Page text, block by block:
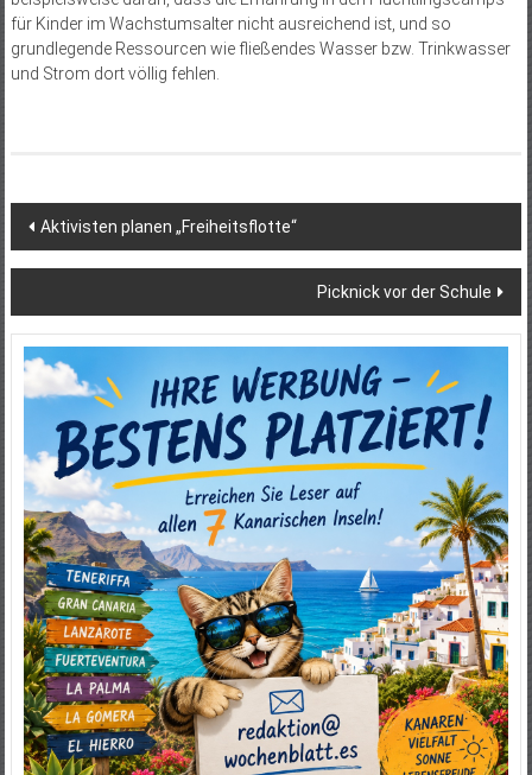
für Kinder im Wachstumsalter nicht ausreichend ist, und so
grundlegende Ressourcen wie fließendes Wasser bzw. Trinkwasser
und Strom dort völlig fehlen.
Beitragsnavigation
Aktivisten planen „Freiheitsflotte“
Picknick vor der Schule